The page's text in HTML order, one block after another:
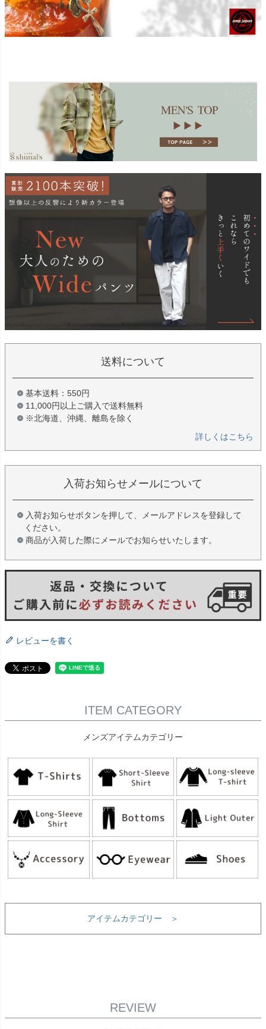
送料について
基本送料：550円
11,000円以上ご購入で送料無料
※北海道、沖縄、離島を除く
詳しくはこちら
入荷お知らせメールについて
入荷お知らせボタンを押して、メールアドレスを登録して
ください。
商品が入荷した際にメールでお知らせいたします。
レビューを書く
ITEM CATEGORY
メンズアイテムカテゴリー
アイテムカテゴリー ＞
REVIEW